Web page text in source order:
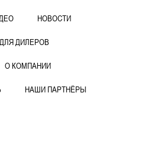
НОВОСТИ
ДЛЯ ДИЛЕРОВ
О КОМПАНИИ
НАШИ ПАРТНЁРЫ